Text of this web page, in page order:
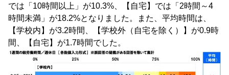
では「10時間以上」が10.3%、【自宅】では「2時間～4
時間未満」が18.2%となりました。また、平均時間は、
【学校内】が3.2時間、【学校外（自宅を除く）】が0.9時
間、【自宅】が1.7時間でした。